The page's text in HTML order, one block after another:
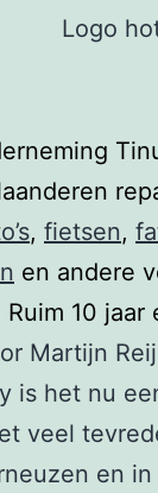
, fietsen,
en andere
10 jaar
Martijn
is het nu
veel
en